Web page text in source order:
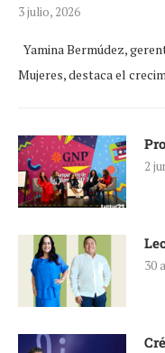
3 julio, 2026
Yamina Bermúdez,
Mujeres, destaca el
2
30